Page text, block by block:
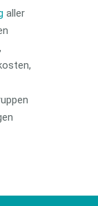
aller